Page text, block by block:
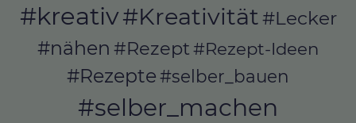
#kreativ#Kreativität#Lecker
#nähen #Rezept#Rezept-Ideen
#Rezepte#selber_bauen
#selber_machen